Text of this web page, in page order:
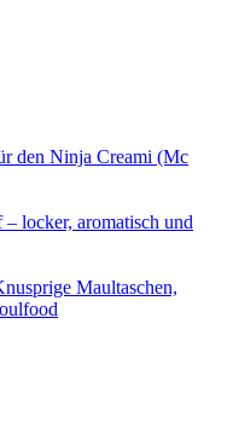
den Ninja Creami (Mc
locker, aromatisch und
Maultaschen,